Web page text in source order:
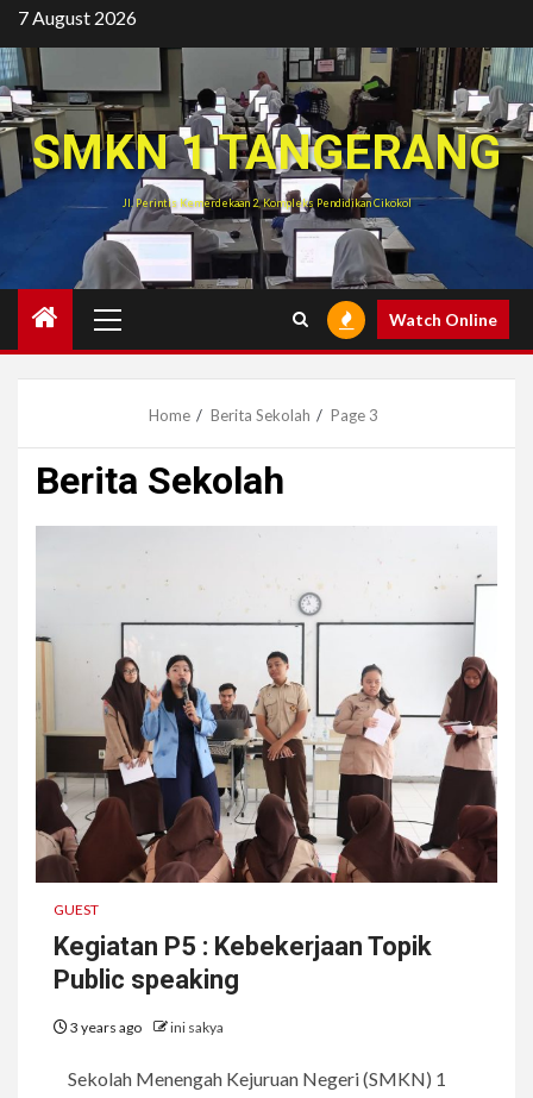
Skip
to
content
7 August 2026
SMKN 1 TANGERANG
Jl. Perintis Kemerdekaan 2, Kompleks Pendidikan Cikokol
Menu
Watch Online
Home Berita Sekolah Page 3
Berita Sekolah
GUEST
Kegiatan P5 : Kebekerjaan Topik
Public speaking
3 years ago ini sakya
Sekolah Menengah Kejuruan Negeri (SMKN) 1